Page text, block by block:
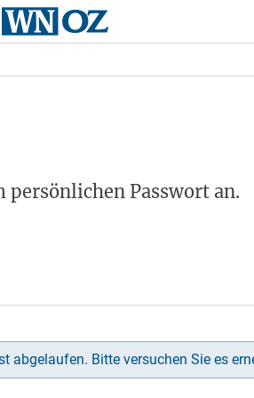
Passwort an.
abgelaufen. Bitte versuchen Sie es